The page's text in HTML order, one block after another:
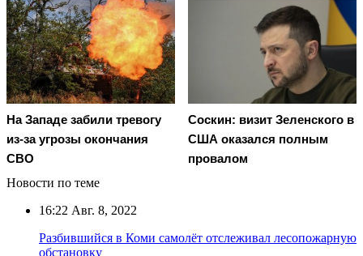
На Западе забили тревогу
из-за угрозы окончания
СВО
Соскин: визит Зеленского в
США оказался полным
провалом
Новости по теме
16:22 Авг. 8, 2022
Разбившийся в Коми самолёт отслеживал лесопожарную
обстановку